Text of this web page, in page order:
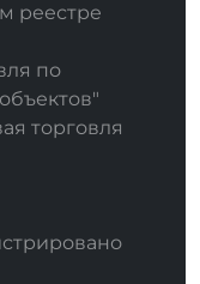
реестре
по
торговля